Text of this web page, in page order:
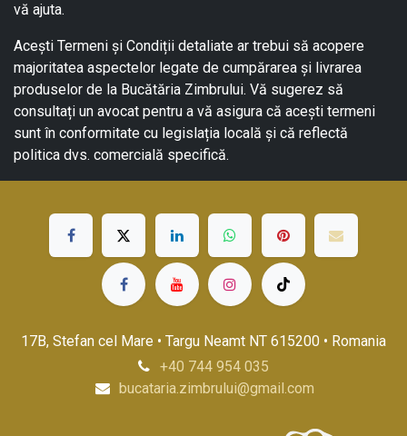
vă ajuta.
Acești Termeni și Condiții detaliate ar trebui să acopere
majoritatea aspectelor legate de cumpărarea și livrarea
produselor de la Bucătăria Zimbrului. Vă sugerez să
consultați un avocat pentru a vă asigura că acești termeni
sunt în conformitate cu legislația locală și că reflectă
politica dvs. comercială specifică.
17B, Stefan cel Mare • Targu Neamt NT 615200 • Romania
+40 744 954 035
bucataria.zimbrului@gmail.com